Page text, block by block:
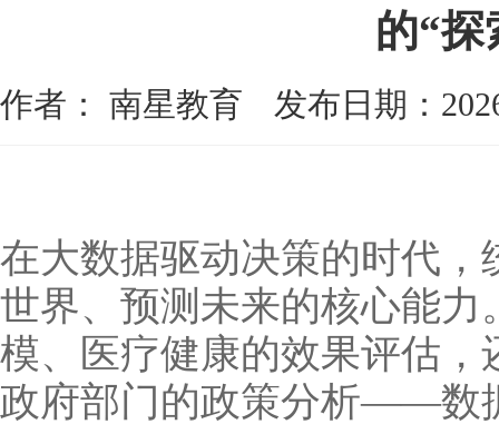
的“探
作者： 南星教育 发布日期：
在大数据驱动决策的时代
世界、预测未来的核心能
模、医疗健康的效果评估
政府部门的政策分析——数